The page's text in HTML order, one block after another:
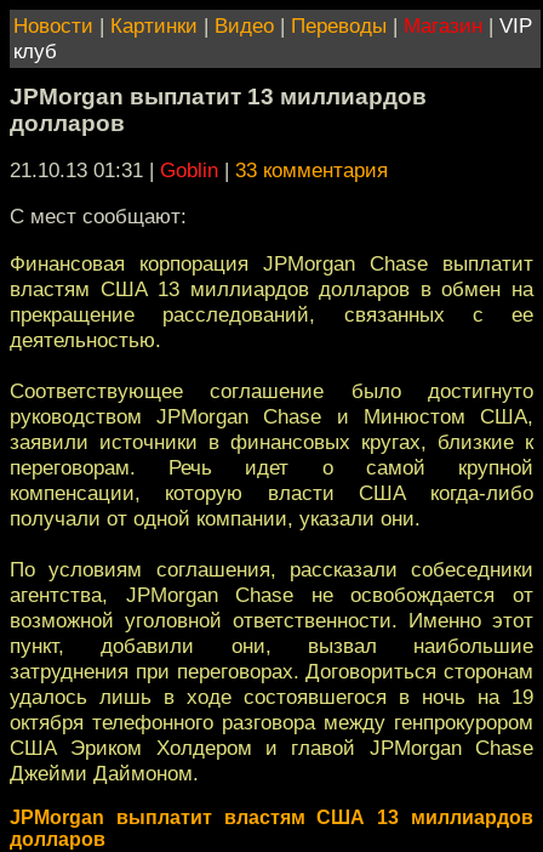
Новости | Картинки | Видео | Переводы | Магазин | VIP
клуб
JPMorgan выплатит 13 миллиардов
долларов
21.10.13 01:31 | Goblin | 33 комментария
С мест сообщают:
Финансовая корпорация JPMorgan Chase выплатит
властям США 13 миллиардов долларов в обмен на
прекращение расследований, связанных с ее
деятельностью.
Соответствующее соглашение было достигнуто
руководством JPMorgan Chase и Минюстом США,
заявили источники в финансовых кругах, близкие к
переговорам. Речь идет о самой крупной
компенсации, которую власти США когда-либо
получали от одной компании, указали они.
По условиям соглашения, рассказали собеседники
агентства, JPMorgan Chase не освобождается от
возможной уголовной ответственности. Именно этот
пункт, добавили они, вызвал наибольшие
затруднения при переговорах. Договориться сторонам
удалось лишь в ходе состоявшегося в ночь на 19
октября телефонного разговора между генпрокурором
США Эриком Холдером и главой JPMorgan Chase
Джейми Даймоном.
JPMorgan выплатит властям США 13 миллиардов
долларов